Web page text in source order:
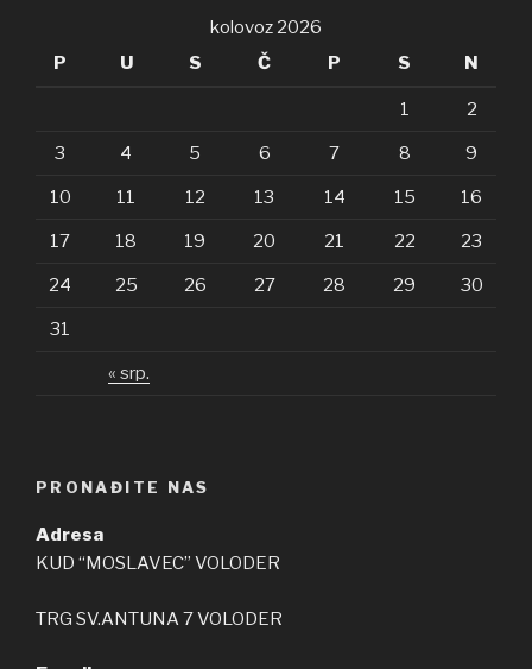
kolovoz 2026
P
U S Č P S N
« srp.
1 2
3 4 5 6 7 8 9
10 11 12 13 14 15 16
17 18 19 20 21 22 23
24 25 26 27 28 29 30
31
PRONAĐITE NAS
Adresa
KUD “MOSLAVEC” VOLODER
TRG SV.ANTUNA 7 VOLODER